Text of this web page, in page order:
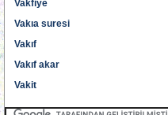
Vakfiye
Vakıa suresi
Vakıf
Vakıf akar
Vakit